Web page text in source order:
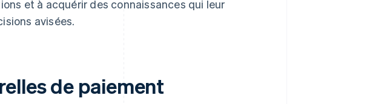
et à acquérir des connaissances qui leur
avisées.
de paiement